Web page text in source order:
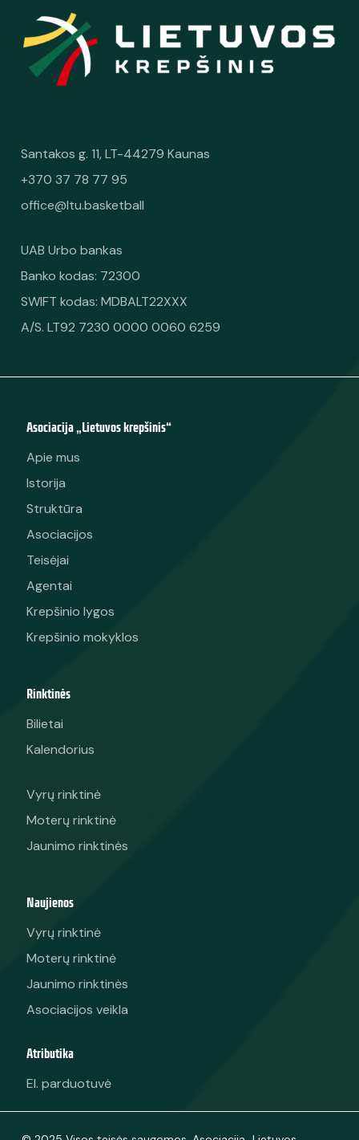
Santakos g. 11, LT-44279 Kaunas
+370 37 78 77 95
office@ltu.basketball
UAB Urbo bankas
Banko kodas: 72300
SWIFT kodas: MDBALT22XXX
A/S. LT92 7230 0000 0060 6259
Asociacija „Lietuvos krepšinis“
Apie mus
Istorija
Struktūra
Asociacijos
Teisėjai
Agentai
Krepšinio lygos
Krepšinio mokyklos
Rinktinės
Bilietai
Kalendorius
Vyrų rinktinė
Moterų rinktinė
Jaunimo rinktinės
Naujienos
Vyrų rinktinė
Moterų rinktinė
Jaunimo rinktinės
Asociacijos veikla
Atributika
El. parduotuvė